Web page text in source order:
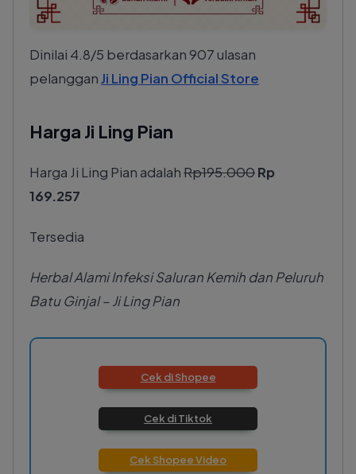
Dinilai 4.8/5 berdasarkan 907ulasan
pelangganJi Ling Pian Official Store
Harga Ji Ling Pian
Harga Ji Ling Pian adalahRp195.000Rp
169.257
Tersedia
Herbal Alami Infeksi Saluran Kemih dan Peluruh
Batu Ginjal – Ji Ling Pian
Cek di Shopee
Cek di Tiktok
Cek Shopee Video